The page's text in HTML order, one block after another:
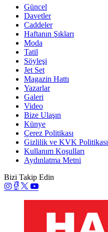
Güncel
Davetler
Caddeler
Haftanın Şıkları
Moda
Tatil
Söyleşi
Jet Set
Magazin Hattı
Yazarlar
Galeri
Video
Bize Ulaşın
Künye
Çerez Politikası
Gizlilik ve KVK Politikası
Kullanım Koşulları
Aydınlatma Metni
Bizi Takip Edin